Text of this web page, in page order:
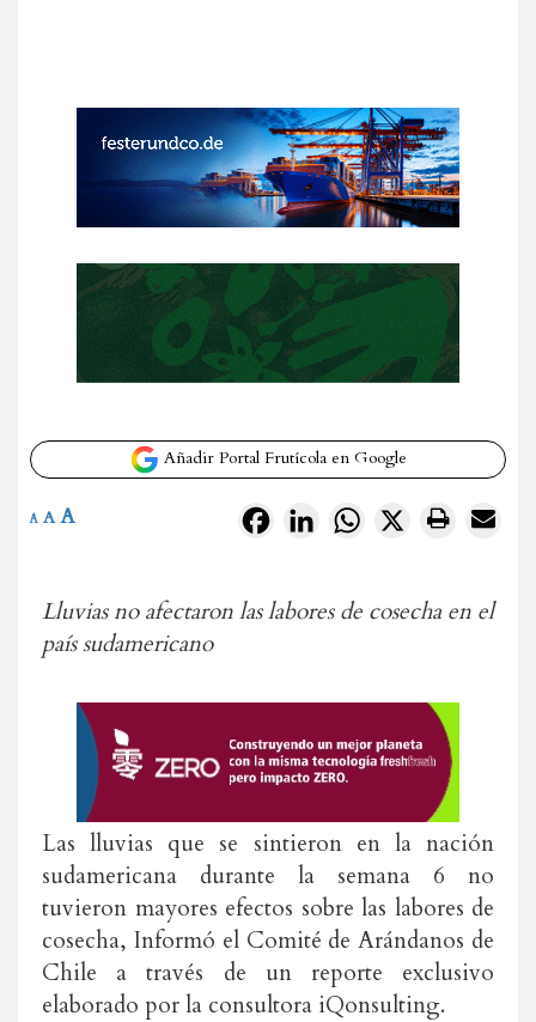
Añadir Portal Frutícola en Google
FacebookLinkedInWhatsApp
X
A A A
Lluvias no afectaron las labores de cosecha en el
país sudamericano
Las lluvias que se sintieron en la nación
sudamericana durante la semana 6 no
tuvieron mayores efectos sobre las labores de
cosecha, Informó el Comité de Arándanos de
Chile a través de un reporte exclusivo
elaborado por la consultora iQonsulting.